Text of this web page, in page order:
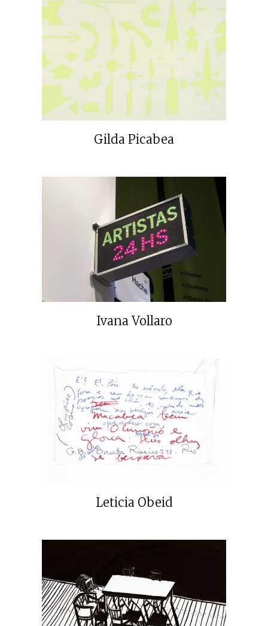
Gilda Picabea
Ivana Vollaro
Leticia Obeid